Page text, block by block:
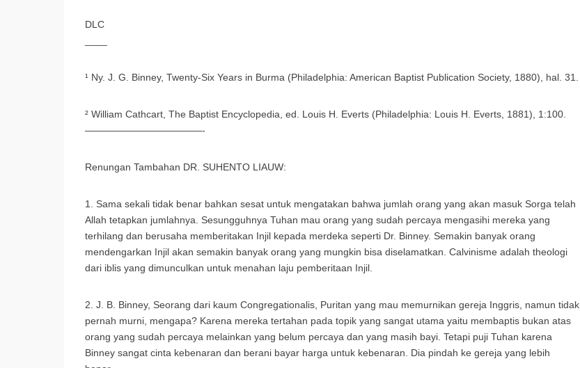
DLC
¹ Ny. J. G. Binney, Twenty-Six Years in Burma (Philadelphia: American Baptist Publication Society, 1880), hal. 31.
² William Cathcart, The Baptist Encyclopedia, ed. Louis H. Everts (Philadelphia: Louis H. Everts, 1881), 1:100.
————————————-
Renungan Tambahan DR. SUHENTO LIAUW:
1. Sama sekali tidak benar bahkan sesat untuk mengatakan bahwa jumlah orang yang akan masuk Sorga telah
Allah tetapkan jumlahnya. Sesungguhnya Tuhan mau orang yang sudah percaya mengasihi mereka yang
terhilang dan berusaha memberitakan Injil kepada merdeka seperti Dr. Binney. Semakin banyak orang
mendengarkan Injil akan semakin banyak orang yang mungkin bisa diselamatkan. Calvinisme adalah theologi
dari iblis yang dimunculkan untuk menahan laju pemberitaan Injil.
2. J. B. Binney, Seorang dari kaum Congregationalis, Puritan yang mau memurnikan gereja Inggris, namun tidak
pernah murni, mengapa? Karena mereka tertahan pada topik yang sangat utama yaitu membaptis bukan atas
orang yang sudah percaya melainkan yang belum percaya dan yang masih bayi. Tetapi puji Tuhan karena
Binney sangat cinta kebenaran dan berani bayar harga untuk kebenaran. Dia pindah ke gereja yang lebih